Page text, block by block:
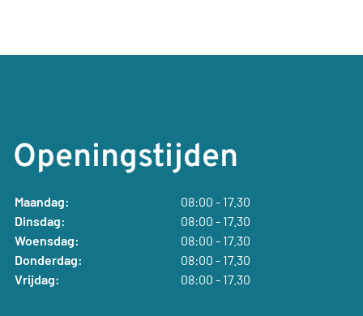
Openingstijden
Maandag:
08:00 - 17.30
Dinsdag:
08:00 - 17.30
Woensdag:
08:00 - 17.30
Donderdag:
08:00 - 17.30
Vrijdag:
08:00 - 17.30